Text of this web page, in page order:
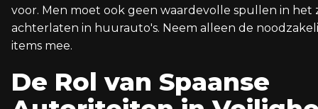
voor. Men moet ook geen waardevolle spullen in het
achterlaten in huurauto's. Neem alleen de
items mee.
De Rol van Spaanse